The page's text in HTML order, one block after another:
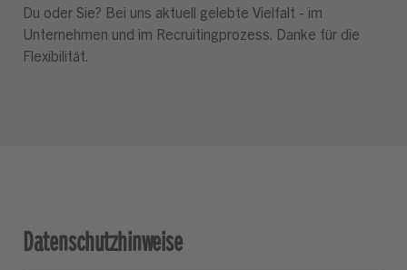
Du oder Sie? Bei uns aktuell gelebte Vielfalt - im
Unternehmen und im Recruitingprozess. Danke für die
Flexibilität.
Datenschutzhinweise